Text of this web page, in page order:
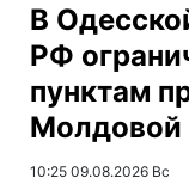
В
РФ
пунктам
Молдовой
10:25 09.08.2026 Вс